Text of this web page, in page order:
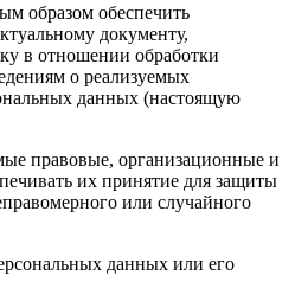
образом обеспечить
документу,
в отношении обработки
о реализуемых
данных (настоящую
правовые, организационные и
их принятие для защиты
или случайного
данных или его